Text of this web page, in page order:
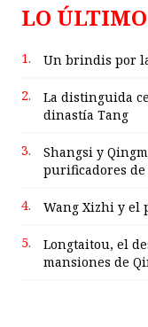
LO ÚLTIMO
1. Un brindis por
2.
La distinguida
dinastía Tang
3.
Shangsi y
purificadores
4. Wang Xizhi y el
5.
Longtaitou, el
mansiones de